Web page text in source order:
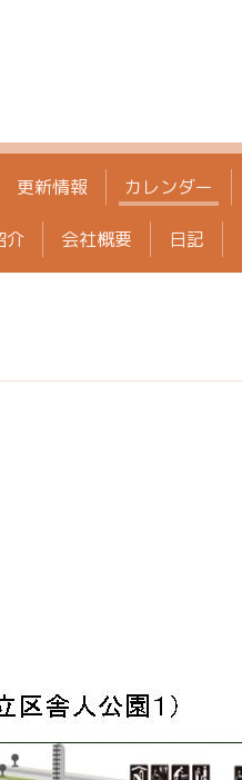
更新情報 カレンダー
介 会社概要 日記